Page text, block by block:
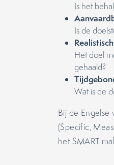
Is het
Is de
Realistisch
Het doel
gehaald?
Wat is de
Bij de
(Specific,
het SMART